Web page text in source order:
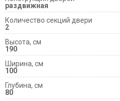
раздвижная
Количество секций двери
2
Высота, см
190
Ширина, см
100
Глубина, см
80